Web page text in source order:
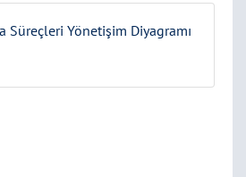
Süreçleri Yönetişim Diyagramı